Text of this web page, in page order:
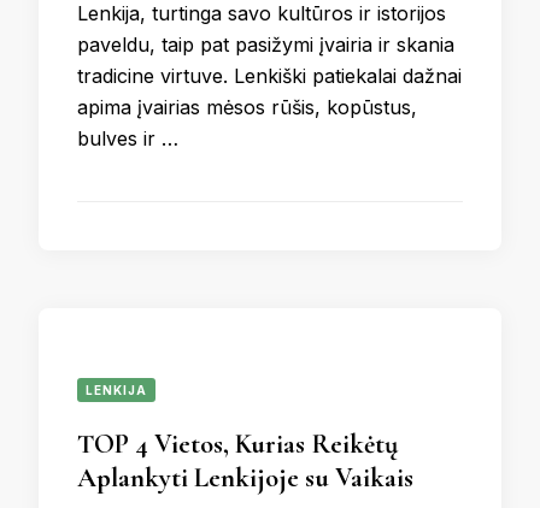
Lenkija, turtinga savo kultūros ir istorijos
paveldu, taip pat pasižymi įvairia ir skania
tradicine virtuve. Lenkiški patiekalai dažnai
apima įvairias mėsos rūšis, kopūstus,
bulves ir …
LENKIJA
TOP 4 Vietos, Kurias Reikėtų
Aplankyti Lenkijoje su Vaikais